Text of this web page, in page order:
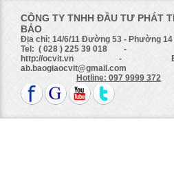
CÔNG TY TNHH ĐẦU TƯ PHÁT
BẢO
Địa chỉ: 14/6/11 Đường 53 - Phường 14
Tel: ( 028 ) 225 39 018 -
http://ocvit.vn -
ab.baogiaocvit@gmail.com
Hotline: 097 9999 372